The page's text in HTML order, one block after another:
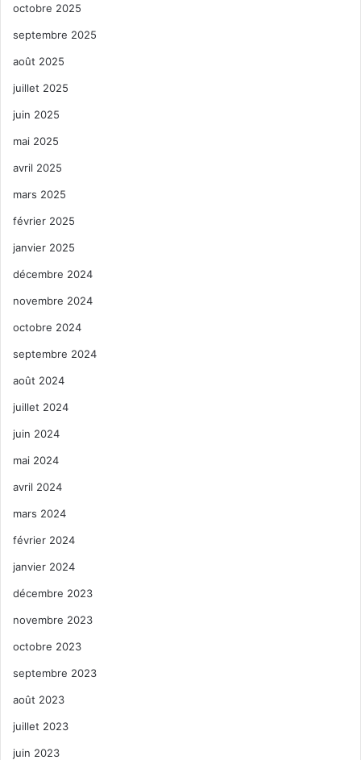
octobre 2025
septembre 2025
août 2025
juillet 2025
juin 2025
mai 2025
avril 2025
mars 2025
février 2025
janvier 2025
décembre 2024
novembre 2024
octobre 2024
septembre 2024
août 2024
juillet 2024
juin 2024
mai 2024
avril 2024
mars 2024
février 2024
janvier 2024
décembre 2023
novembre 2023
octobre 2023
septembre 2023
août 2023
juillet 2023
juin 2023